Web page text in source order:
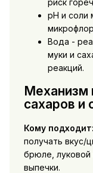
pH и соли
Вода -
муки и
реакций.
Механизм
сахаров и
Кому подходит:
получать вкус/
брюле, луковой
выпечки.